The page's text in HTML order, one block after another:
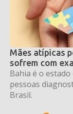
Mães atípicas
sofrem com
Bahia é o
pessoas
Brasil.